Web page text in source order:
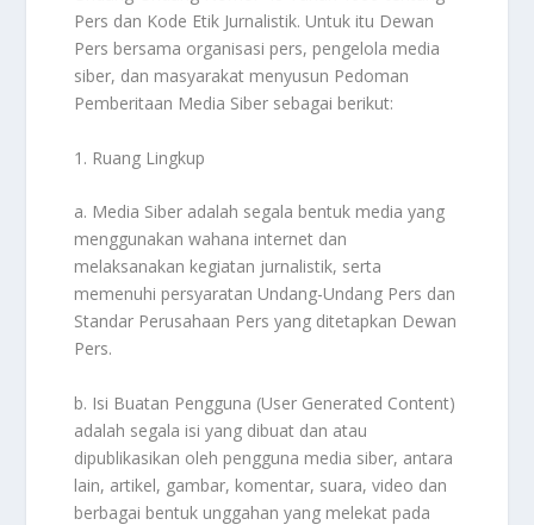
Pers dan Kode Etik Jurnalistik. Untuk itu Dewan
Pers bersama organisasi pers, pengelola media
siber, dan masyarakat menyusun Pedoman
Pemberitaan Media Siber sebagai berikut:
1. Ruang Lingkup
a. Media Siber adalah segala bentuk media yang
menggunakan wahana internet dan
melaksanakan kegiatan jurnalistik, serta
memenuhi persyaratan Undang-Undang Pers dan
Standar Perusahaan Pers yang ditetapkan Dewan
Pers.
b. Isi Buatan Pengguna (User Generated Content)
adalah segala isi yang dibuat dan atau
dipublikasikan oleh pengguna media siber, antara
lain, artikel, gambar, komentar, suara, video dan
berbagai bentuk unggahan yang melekat pada